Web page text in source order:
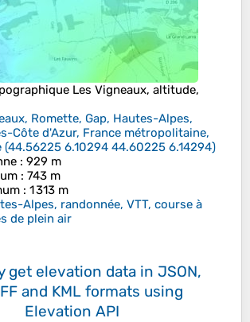
Les Vigneaux, altitude,
Romette, Gap, Hautes-Alpes,
Côte d'Azur, France métropolitaine,
(44.56225 6.10294 44.60225 6.14294)
: 929 m
: 743 m
: 1 313 m
Alpes, randonnée, VTT, course à
de plein air
get elevation data in JSON,
and KML formats using
Elevation API